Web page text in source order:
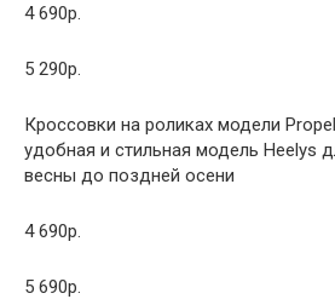
4 690р.
5 290р.
Кроссовки на роликах модели
удобная и стильная модель Heelys
весны до поздней осени
4 690р.
5 690р.